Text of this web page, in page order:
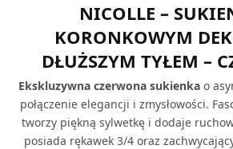
NICOLLE –
KORONKOWYM
DŁUŻSZYM TYŁEM –
Ekskluzywna czerwona sukienkao
połączenie elegancji i zmysłowości.
tworzy piękną sylwetkę i dodaje
posiada rękawek 3/4 oraz